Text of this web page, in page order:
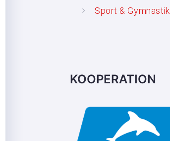
Sport & Gymnastik
KOOPERATION